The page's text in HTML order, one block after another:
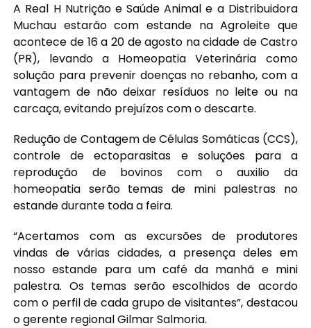
A Real H Nutrição e Saúde Animal e a Distribuidora
Muchau estarão com estande na Agroleite que
acontece de 16 a 20 de agosto na cidade de Castro
(PR), levando a Homeopatia Veterinária como
solução para prevenir doenças no rebanho, com a
vantagem de não deixar resíduos no leite ou na
carcaça, evitando prejuízos com o descarte.
Redução de Contagem de Células Somáticas (CCS),
controle de ectoparasitas e soluções para a
reprodução de bovinos com o auxilio da
homeopatia serão temas de mini palestras no
estande durante toda a feira.
“Acertamos com as excursões de produtores
vindas de várias cidades, a presença deles em
nosso estande para um café da manhã e mini
palestra. Os temas serão escolhidos de acordo
com o perfil de cada grupo de visitantes”, destacou
o gerente regional Gilmar Salmoria.